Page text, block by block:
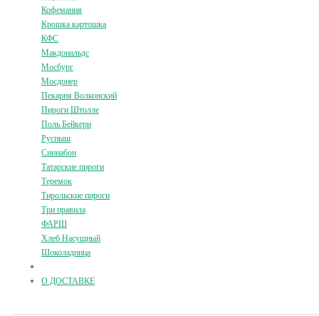
Кофемания
Крошка картошка
КФС
Макдональдс
Мосбург
Мосдонер
Пекарня Волконский
Пироги Штолле
Поль Бейкери
Руспыш
Синнабон
Татарские пироги
Теремок
Тирольские пироги
Три правила
ФАРШ
Хлеб Насущный
Шоколадница
О ДОСТАВКЕ